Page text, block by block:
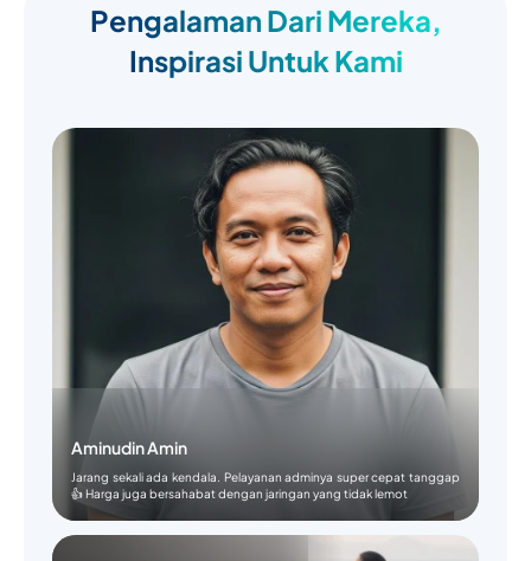
Pengalaman Dari Mereka,
Inspirasi Untuk Kami
Aminudin Amin
Jarang sekali ada kendala. Pelayanan adminya super cepat tanggap
👍 Harga juga bersahabat dengan jaringan yang tidak lemot